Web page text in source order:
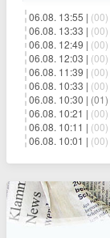
06.08. 13:55 | (00)
06.08. 13:33 | (00)
06.08. 12:49 | (00)
06.08. 12:03 | (00)
06.08. 11:39 | (00)
06.08. 10:33 | (00)
06.08. 10:30 | (01)
06.08. 10:21 | (00)
06.08. 10:11 | (00)
06.08. 10:01 | (00)